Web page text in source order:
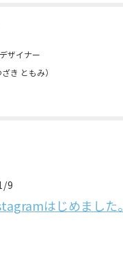
ザイナー
ざき ともみ）
9
はじめました。